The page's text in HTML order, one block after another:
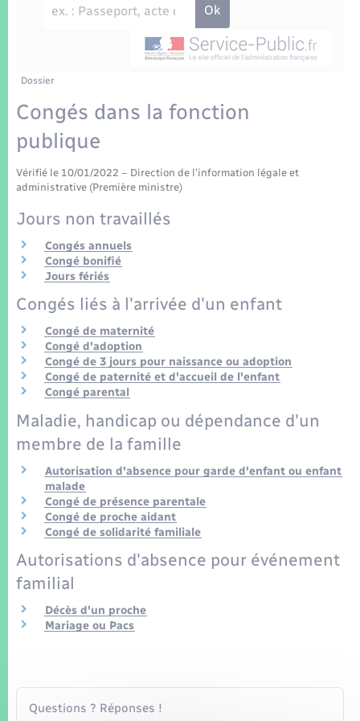
Etat-civil - Papiers - Citoyenneté
Parrainage civil
Recensement
Loisirs
Nouvel habitant
Numérique
Organisation d’événement
Seniors
Transports
Transports scolaires
Travaux - Autorisation d’occupation de l’espace
Plan interactif
Présentation de la commune
Patrimoine – Histoire
Publications
La Communauté de communes
Dossier
Congés dans la fonction
publique
Vérifié le 10/01/2022 – Direction de l'information légale et
administrative (Première ministre)
Jours non travaillés
Congés annuels
Congé bonifié
Jours fériés
Congés liés à l'arrivée d'un enfant
Congé de maternité
Congé d'adoption
Congé de 3 jours pour naissance ou adoption
Congé de paternité et d'accueil de l'enfant
Congé parental
Maladie, handicap ou dépendance d'un
membre de la famille
Autorisation d'absence pour garde d'enfant ou enfant
malade
Congé de présence parentale
Congé de proche aidant
Congé de solidarité familiale
Autorisations d'absence pour événement
familial
Décès d'un proche
Mariage ou Pacs
Questions ? Réponses !